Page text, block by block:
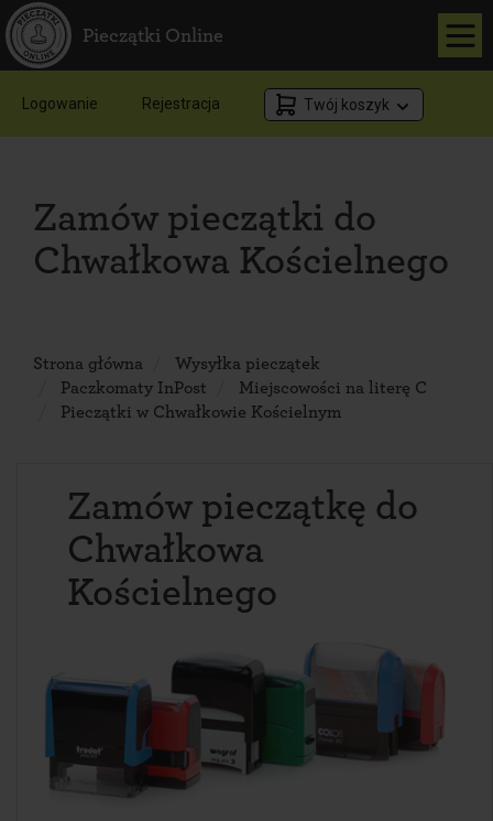
Pieczątki Online
Logowanie Rejestracja Twój koszyk
Zamów pieczątki do
Chwałkowa Kościelnego
Strona główna
Wysyłka pieczątek
Paczkomaty InPost
Miejscowości na literę C
Pieczątki w Chwałkowie Kościelnym
Zamów pieczątkę do
Chwałkowa
Kościelnego